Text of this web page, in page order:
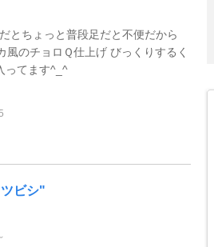
とちょっと普段足だと不便だから
風のチョロＱ仕上げ びっくりするく
ってます^_^
ビシ"